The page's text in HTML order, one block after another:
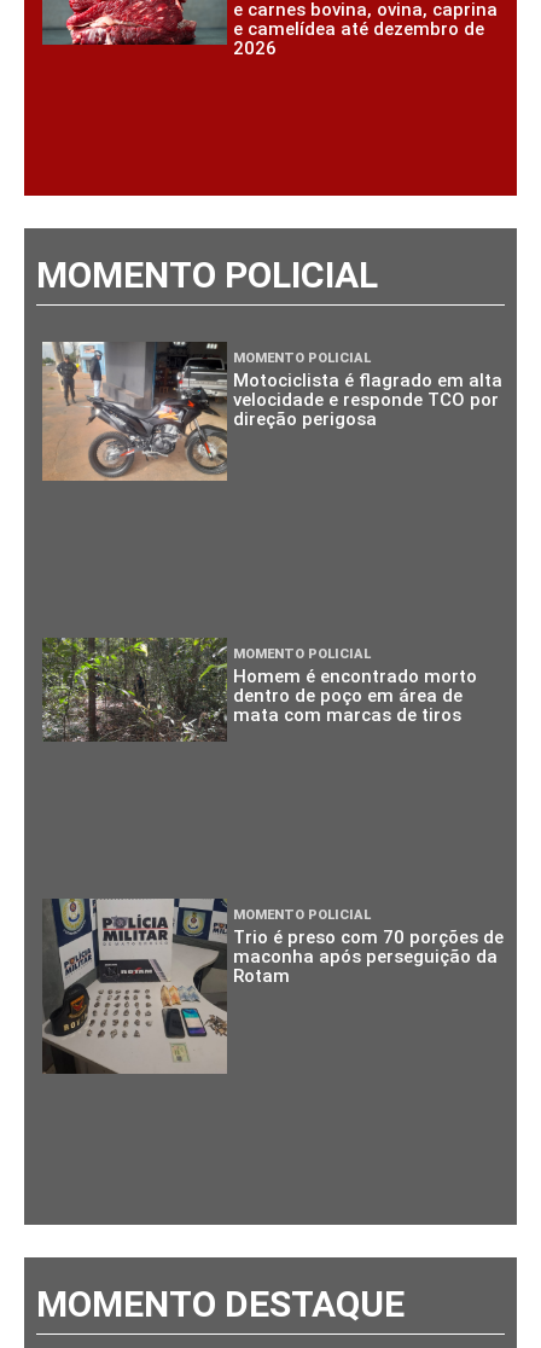
e carnes bovina, ovina, caprina
e camelídea até dezembro de
2026
MOMENTO POLICIAL
MOMENTO POLICIAL
Motociclista é flagrado em alta
velocidade e responde TCO por
direção perigosa
MOMENTO POLICIAL
Homem é encontrado morto
dentro de poço em área de
mata com marcas de tiros
MOMENTO POLICIAL
Trio é preso com 70 porções de
maconha após perseguição da
Rotam
MOMENTO DESTAQUE